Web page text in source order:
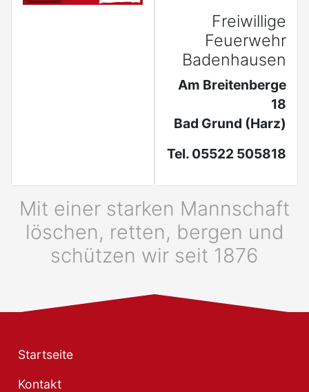
Freiwillige
Feuerwehr
Badenhausen
Am Breitenberge
18
Bad Grund (Harz)
Tel. 05522 505818
Mit einer starken Mannschaft
löschen, retten, bergen und
schützen wir seit 1876
Startseite
Kontakt